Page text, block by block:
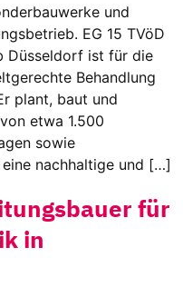
und
EG 15 TVöD
Düsseldorf ist für die
Behandlung
plant, baut und
etwa 1.500
sowie
nachhaltige und […]
für
in